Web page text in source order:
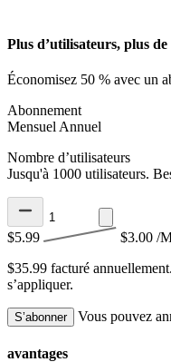
Plus d’utilisateurs, plus
Économisez 50 % avec un
Abonnement
Mensuel Annuel
Nombre d’utilisateurs
Jusqu'à 1000 utilisateurs.
$5.99 $3.00 /
$35.99 facturé annuellement.
s’appliquer.
S’abonner Vous pouvez
avantages